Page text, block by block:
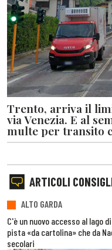
Trento, arriva il
via Venezia. E al
multe per transito
ARTICOLI
ALTO GARDA
C'è un nuovo accesso al lago
pista «da cartolina» che da
secolari